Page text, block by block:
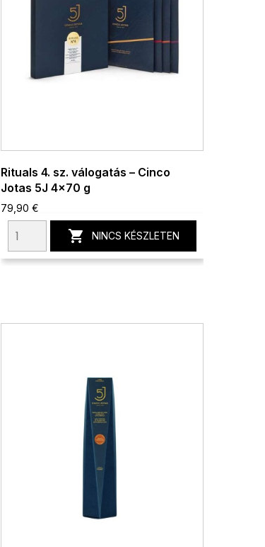
Rituals 4. sz. válogatás – Cinco
Jotas 5J 4x70 g
79,90 €
 NINCS KÉSZLETEN